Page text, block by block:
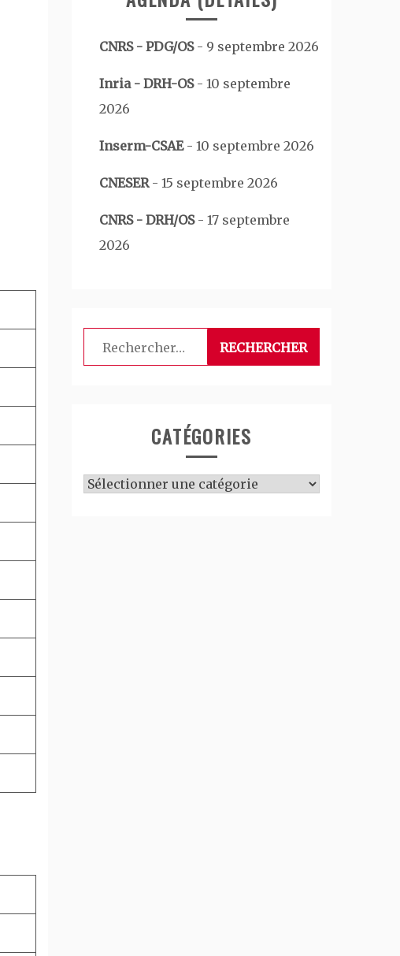
CNRS - PDG/OS- 9 septembre 2026
Inria - DRH-OS- 10 septembre
2026
Inserm-CSAE- 10 septembre 2026
CNESER- 15 septembre 2026
CNRS - DRH/OS- 17 septembre
2026
Rechercher :
CATÉGORIES
Catégories